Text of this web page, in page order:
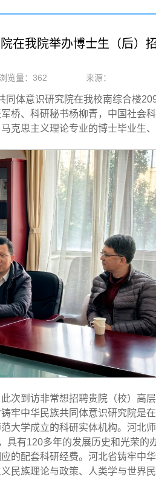
在我院举办博士生（后）
浏览量： 362 来源：
体意识研究院在我校南综合楼
桥、科研秘书杨柳青，中国社会
克思主义理论专业的博士毕业生
次到访非常想招聘贵院（校）高
牢中华民族共同体意识研究院是
大学成立的科研实体机构。河北
具有120多年的发展历史和光荣的
的配套科研经费。河北省铸牢中
民族理论与政策、人类学与世界